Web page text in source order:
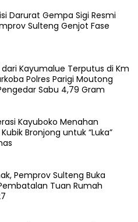
Darurat Gempa Sigi Resmi
Sulteng Genjot Fase
dari Kayumalue Terputus di Km
Polres Parigi Moutong
Sabu 4,79 Gram
Kayuboko Menahan
Bronjong untuk “Luka”
Pemprov Sulteng Buka
Tuan Rumah